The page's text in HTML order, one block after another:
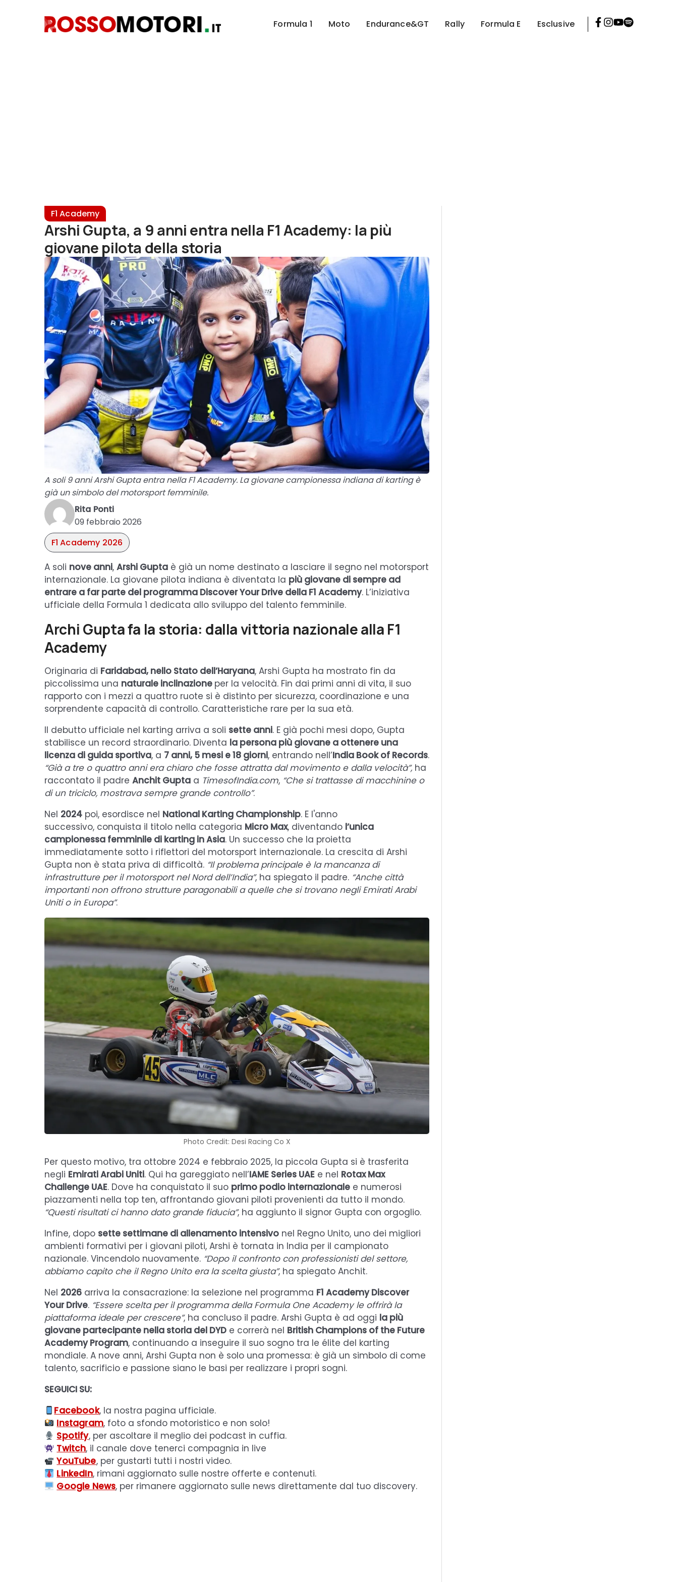
Formula 1 Moto Endurance&GT Rally Formula E Esclusive
F1 Academy
Arshi Gupta, a 9 anni entra nella F1 Academy: la più
giovane pilota della storia
A soli 9 anni Arshi Gupta entra nella F1 Academy. La giovane campionessa indiana di karting è
già un simbolo del motorsport femminile.
Rita Ponti
09 febbraio 2026
F1 Academy 2026
A soli nove anni, Arshi Gupta è già un nome destinato a lasciare il segno nel motorsport
internazionale. La giovane pilota indiana è diventata la più giovane di sempre ad
entrare a far parte del programma Discover Your Drive della F1 Academy. L’iniziativa
ufficiale della Formula 1 dedicata allo sviluppo del talento femminile.
Archi Gupta fa la storia: dalla vittoria nazionale alla F1
Academy
Originaria di Faridabad, nello Stato dell’Haryana, Arshi Gupta ha mostrato fin da
piccolissima una naturale inclinazione per la velocità. Fin dai primi anni di vita, il suo
rapporto con i mezzi a quattro ruote si è distinto per sicurezza, coordinazione e una
sorprendente capacità di controllo. Caratteristiche rare per la sua età.
Il debutto ufficiale nel karting arriva a soli sette anni. E già pochi mesi dopo, Gupta
stabilisce un record straordinario. Diventa la persona più giovane a ottenere una
licenza di guida sportiva, a 7 anni, 5 mesi e 18 giorni, entrando nell’India Book of Records.
“Già a tre o quattro anni era chiaro che fosse attratta dal movimento e dalla velocità”, ha
raccontato il padre Anchit Gupta a TimesofIndia.com, “Che si trattasse di macchinine o
di un triciclo, mostrava sempre grande controllo”.
Nel 2024 poi, esordisce nel National Karting Championship. E l'anno
successivo, conquista il titolo nella categoria Micro Max, diventando l’unica
campionessa femminile di karting in Asia. Un successo che la proietta
immediatamente sotto i riflettori del motorsport internazionale. La crescita di Arshi
Gupta non è stata priva di difficoltà. “Il problema principale è la mancanza di
infrastrutture per il motorsport nel Nord dell’India”, ha spiegato il padre. “Anche città
importanti non offrono strutture paragonabili a quelle che si trovano negli Emirati Arabi
Uniti o in Europa”.
Photo Credit: Desi Racing Co X
Per questo motivo, tra ottobre 2024 e febbraio 2025, la piccola Gupta si è trasferita
negli Emirati Arabi Uniti. Qui ha gareggiato nell’IAME Series UAE e nel Rotax Max
Challenge UAE. Dove ha conquistato il suo primo podio internazionale e numerosi
piazzamenti nella top ten, affrontando giovani piloti provenienti da tutto il mondo.
“Questi risultati ci hanno dato grande fiducia”, ha aggiunto il signor Gupta con orgoglio.
Infine, dopo sette settimane di allenamento intensivo nel Regno Unito, uno dei migliori
ambienti formativi per i giovani piloti, Arshi è tornata in India per il campionato
nazionale. Vincendolo nuovamente. “Dopo il confronto con professionisti del settore,
abbiamo capito che il Regno Unito era la scelta giusta”, ha spiegato Anchit.
Nel 2026 arriva la consacrazione: la selezione nel programma F1 Academy Discover
Your Drive. “Essere scelta per il programma della Formula One Academy le offrirà la
piattaforma ideale per crescere”, ha concluso il padre. Arshi Gupta è ad oggi la più
giovane partecipante nella storia del DYD e correrà nel British Champions of the Future
Academy Program, continuando a inseguire il suo sogno tra le élite del karting
mondiale. A nove anni, Arshi Gupta non è solo una promessa: è già un simbolo di come
talento, sacrificio e passione siano le basi per realizzare i propri sogni.
SEGUICI SU:
Facebook, la nostra pagina ufficiale.
Instagram, foto a sfondo motoristico e non solo!
Spotify, per ascoltare il meglio dei podcast in cuffia.
Twitch, il canale dove tenerci compagnia in live
YouTube, per gustarti tutti i nostri video.
LinkedIn, rimani aggiornato sulle nostre offerte e contenuti.
Google News, per rimanere aggiornato sulle news direttamente dal tuo discovery.